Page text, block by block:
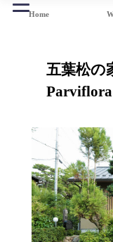
Home
五葉松の
Parviflora